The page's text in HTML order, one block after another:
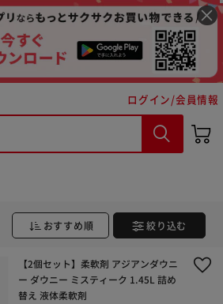
ログイン/会員情報
おすすめ順 絞り込む
【2個セット】柔軟剤 アジアンダウニ
ー ダウニー ミスティーク 1.45L 詰め
替え 液体柔軟剤